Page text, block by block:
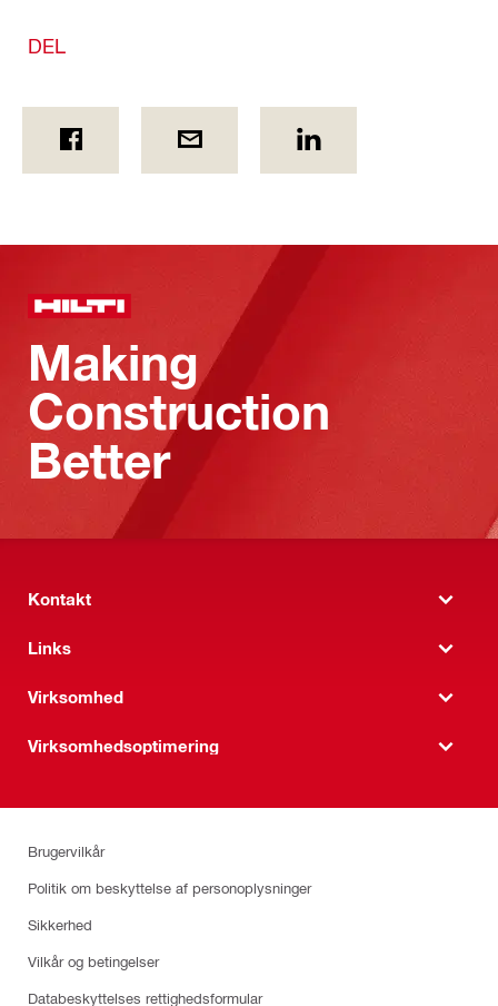
DEL
Making
Construction
Better
Kontakt
Links
Virksomhed
Virksomhedsoptimering
Brugervilkår
Politik om beskyttelse af personoplysninger
Sikkerhed
Vilkår og betingelser
Databeskyttelses rettighedsformular